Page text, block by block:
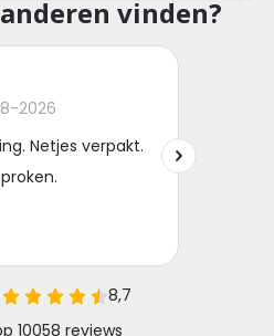
vinden?